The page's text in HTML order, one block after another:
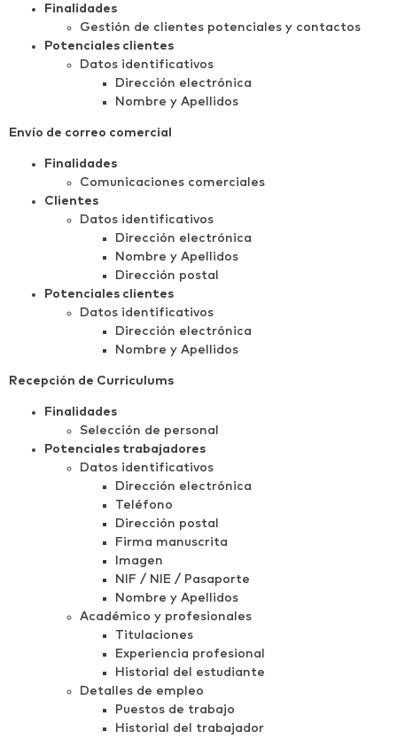
Finalidades
Gestión de clientes potenciales y contactos
Potenciales clientes
Datos identificativos
Dirección electrónica
Nombre y Apellidos
Envío de correo comercial
Finalidades
Comunicaciones comerciales
Clientes
Datos identificativos
Dirección electrónica
Nombre y Apellidos
Dirección postal
Potenciales clientes
Datos identificativos
Dirección electrónica
Nombre y Apellidos
Recepción de Curriculums
Finalidades
Selección de personal
Potenciales trabajadores
Datos identificativos
Dirección electrónica
Teléfono
Dirección postal
Firma manuscrita
Imagen
NIF / NIE / Pasaporte
Nombre y Apellidos
Académico y profesionales
Titulaciones
Experiencia profesional
Historial del estudiante
Detalles de empleo
Puestos de trabajo
Historial del trabajador